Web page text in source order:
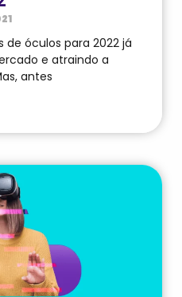
de óculos para 2022 já
e atraindo a
antes